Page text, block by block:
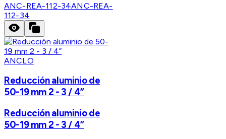
ANC-REA-112-34ANC-REA-
112-34
ANCLO
Reducción aluminio de
50-19 mm 2 - 3 / 4”
Reducción aluminio de
50-19 mm 2 - 3 / 4”